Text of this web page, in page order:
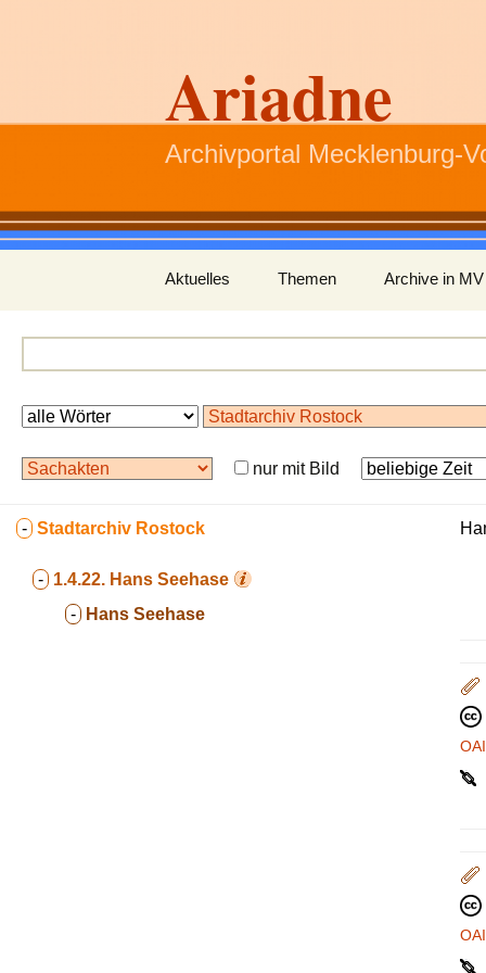
Ariadne
Archivportal Mecklenburg-
Inhalt
springen
Aktuelles Themen Archive in MV
nur mit Bild
- Stadtarchiv Rostock
- 1.4.22. Hans Seehase
- Hans Seehase